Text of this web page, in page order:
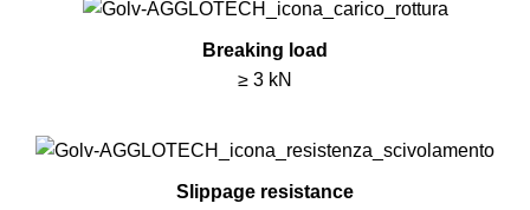
Breaking load
≥ 3 kN
Slippage resistance